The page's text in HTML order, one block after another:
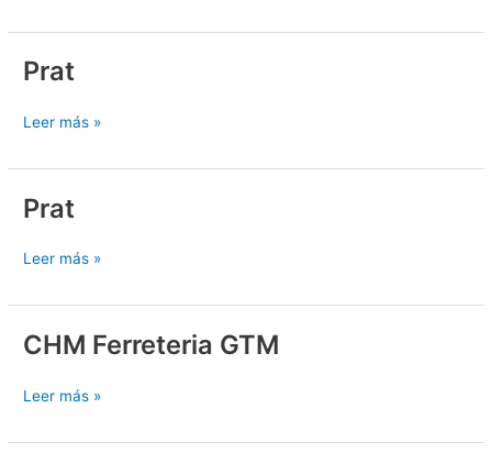
Prat
Prat
Leer más »
Prat
Prat
Leer más »
CHM Ferreteria GTM
CHM
GTM
Leer más »